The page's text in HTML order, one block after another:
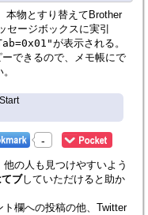
本物とすり替えてBrother
ージボックスに実引
が表示される。
できるので、メモ帳にで
-
の人も見つけやすいよう
てブしていただけると助か
欄への投稿の他、Twitter